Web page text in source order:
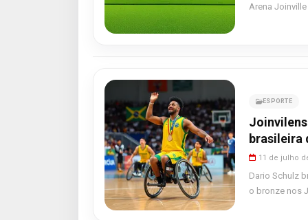
Arena
ESPORTE
brasileira
11 de julho
Dario Schulz
o bronze nos